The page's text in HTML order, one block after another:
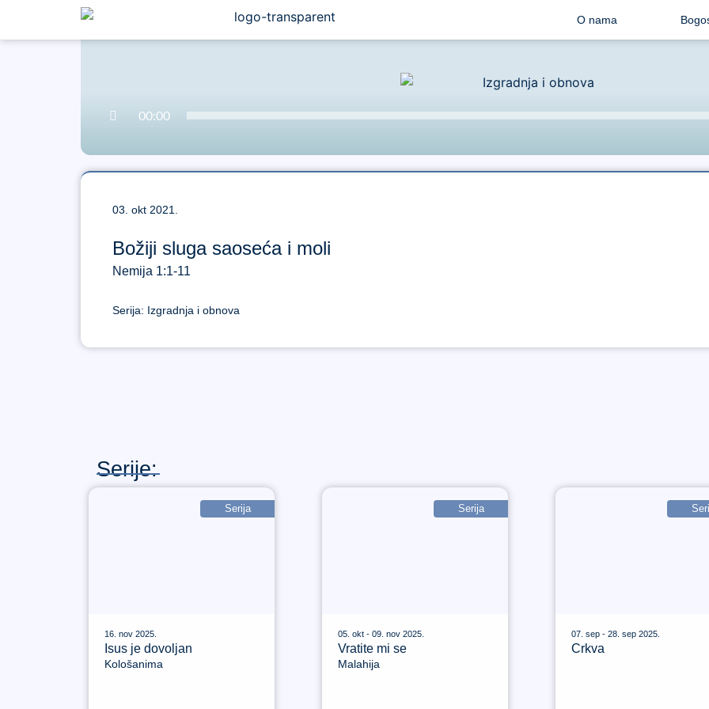
O nama
Audio
00:00
03. okt 2021.
Božiji sluga saoseća i moli
Nemija 1:1-11
Serija: Izgradnja i obnova
Serije:
Serija
16. nov 2025.
Isus je dovoljan
Kološanima
Serija
05. okt - 09. nov 2025.
Vratite mi se
Malahija
07. sep - 28. sep 2025.
Crkva